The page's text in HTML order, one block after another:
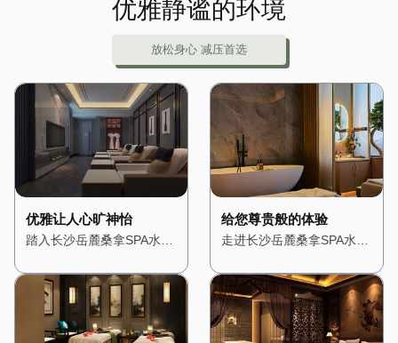
优雅静谧的环境
放松身心 减压首选
优雅让人心旷神怡
踏入长沙岳麓桑拿SPA水疗
的绿洲。会所位于城市的中
心地带，却巧妙地隔绝了外
界的喧嚣。一进门，便被满
眼的绿植所吸引，仿佛置身
给您尊贵般的体验
走进长沙岳麓桑拿SPA水疗
的宫殿。从大门开始，便能
感受到浓浓的贵族气息。高
挑的天花板上悬挂着华丽的
水晶吊灯，散发出柔和而璀